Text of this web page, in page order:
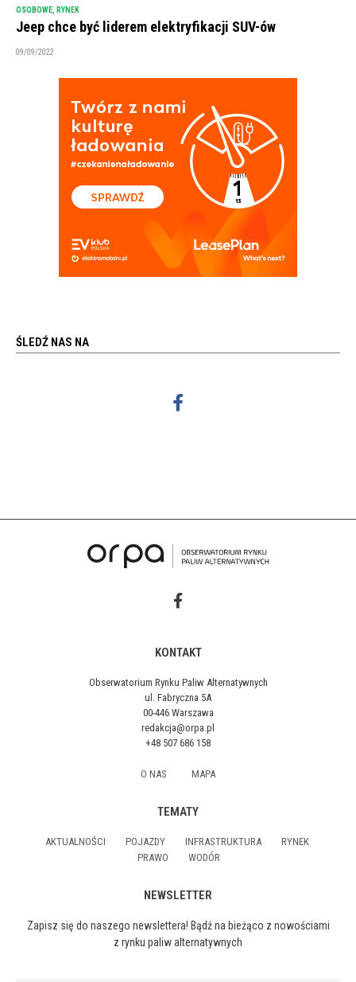
OSOBOWE, RYNEK
Jeep chce być liderem elektryfikacji SUV-ów
09/09/2022
ŚLEDŹ NAS NA
KONTAKT
Obserwatorium Rynku Paliw Alternatywnych
ul. Fabryczna 5A
00-446 Warszawa
redakcja@orpa.pl
+48 507 686 158
O NAS MAPA
TEMATY
AKTUALNOŚCI POJAZDY INFRASTRUKTURA
RYNEK
PRAWO
WODÓR
NEWSLETTER
Zapisz się do naszego newslettera! Bądź na bieżąco z nowościami
z rynku paliw alternatywnych